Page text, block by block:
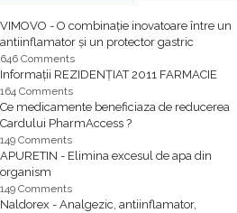
VIMOVO - O combinație inovatoare între un
antiinflamator și un protector gastric
646 Comments
Informații REZIDENȚIAT 2011 FARMACIE
164 Comments
Ce medicamente beneficiaza de reducerea
Cardului PharmAccess ?
149 Comments
APURETIN - Elimina excesul de apa din
organism
149 Comments
Naldorex - Analgezic, antiinflamator,